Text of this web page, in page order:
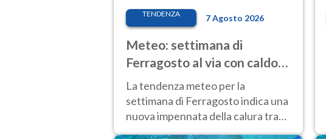
TENDENZA 7 Agosto 2026
Meteo: settimana di
Ferragosto al via con caldo
intenso e qualche
temporale
La tendenza meteo per la
settimana di Ferragosto indica una
nuova impennata della calura tra
11 e 14 agosto, con nuovi rialzi